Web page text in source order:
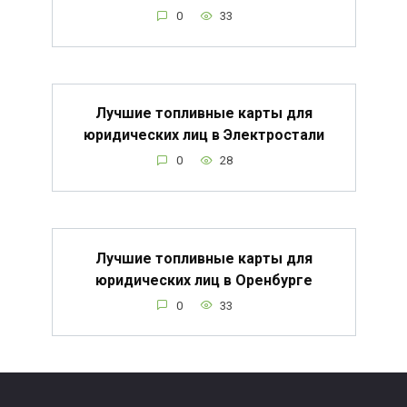
0 33
Лучшие топливные карты для
юридических лиц в Электростали
0 28
Лучшие топливные карты для
юридических лиц в Оренбурге
0 33